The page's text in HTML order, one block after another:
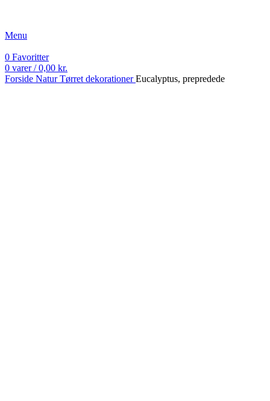
Menu
0 Favoritter
0 varer / 0,00 kr.
Forside NaturTørret dekorationerEucalyptus, prepredede